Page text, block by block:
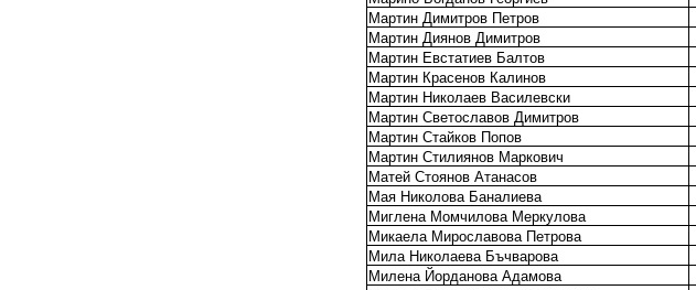
Мартин Димитров Петров
Мартин Диянов Димитров
Мартин Евстатиев Балтов
Мартин Красенов Калинов
Мартин Николаев Василевски
Мартин Светославов Димитров
Мартин Стайков Попов
Мартин Стилиянов Маркович
Матей Стоянов Атанасов
Мая Николова Баналиева
Миглена Момчилова Меркулова
Микаела Мирославова Петрова
Мила Николаева Бъчварова
Милена Йорданова Адамова